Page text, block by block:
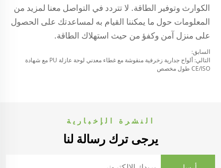
الكوارث وتوفير الطاقة. لا تتردد في التواصل معنا لمزيد من
المعلومات حول ما يمكننا القيام به لمساعدتك على الحصول
على منزل آمن وكفؤ من حيث استهلاك الطاقة.
السابق:
التالي:
ألواح جدارية زخرفية منقوشة مع غطاء معدني لوحة عازلة PU مع شهادة
CE/ISO طول مخصص
النشرة الإخبارية
يرجى ترك رسالة لنا